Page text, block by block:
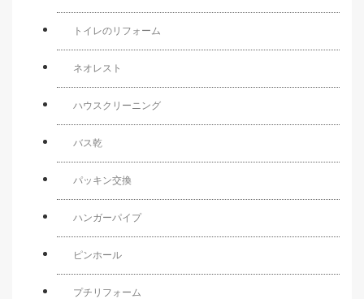
トイレのリフォーム
ネオレスト
ハウスクリーニング
バス乾
パッキン交換
ハンガーパイプ
ピンホール
プチリフォーム